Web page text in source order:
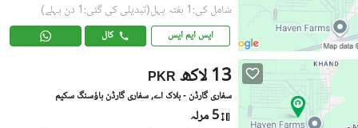
شامل کی:1 ہفتہ پہل (تبدیلی کی گئی:1 دن پہلے)
ایس ایم ایس کال
PKR 13 لاکھ
سفاری گارڈن - بلاک اے, سفاری گارڈن ہاؤسنگ سکیم
5 مرلہ